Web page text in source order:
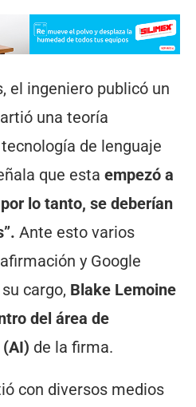
el ingeniero publicó un
una teoría
de lenguaje
que esta empezó a
lo tanto, se deberían
Ante esto varios
y Google
cargo, Blake Lemoine
del área de
de la firma.
con diversos medios